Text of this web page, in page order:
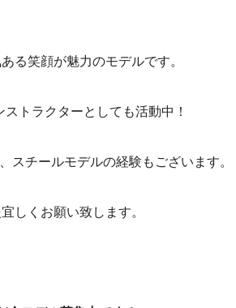
る笑顔が魅力のモデルです。
トラクターとしても活動中！
スチールモデルの経験もございます。
しくお願い致します。